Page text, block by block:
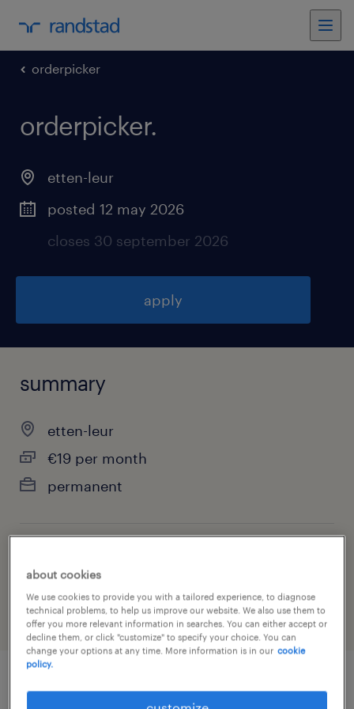
orderpicker
orderpicker.
etten-leur
posted 12 may 2026
closes 30 september 2026
apply
summary
etten-leur
€19 per month
permanent
warehousing & distribution
job details
about cookies
We use cookies to provide you with a tailored experience, to diagnose
technical problems, to help us improve our website. We also use them to
offer you more relevant information in searches. You can either accept or
decline them, or click "customize" to specify your choice. You can
change your options at any time. More information is in our cookie
policy.